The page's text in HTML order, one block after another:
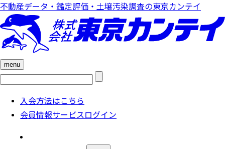
不動産データ・鑑定評価・土壌汚染調査の東京カンテイ
menu
検
入会方法はこちら
会員情報サービスログイン